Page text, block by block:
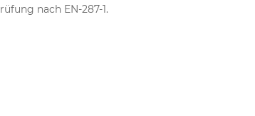
nach EN-287-1.